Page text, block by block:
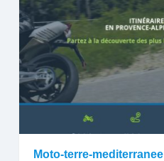
Moto-terre-mediterranee